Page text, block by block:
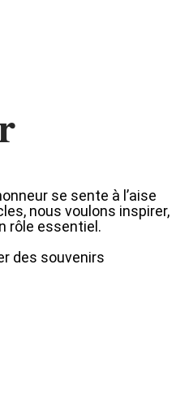
se sente à l’aise
nous voulons inspirer,
rôle essentiel.
des souvenirs